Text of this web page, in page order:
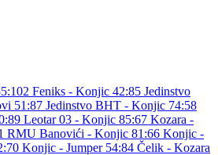
Feniks - Konjic 42:85 Jedinstvo
51:87 Jedinstvo BHT - Konjic 74:58
Leotar 03 - Konjic 85:67 Kozara -
RMU Banovići - Konjic 81:66 Konjic -
Konjic - Jumper 54:84 Čelik - Kozara